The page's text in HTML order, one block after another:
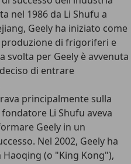
nel 1986 da Li Shufu a
Geely ha iniziato come
produzione di frigoriferi e
per Geely è avvenuta
di entrare
principalmente sulla
Li Shufu aveva
Geely in un
Nel 2002, Geely ha
(o "King Kong"),